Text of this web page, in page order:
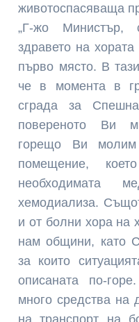
животоспасяваща
„Г-жо Министър,
здравето на
първо място. В
че в момента в
сграда за
повереното Ви
горещо Ви
помещение,
необходимата
хемодиализа.
и от болни хора на
нам общини, като
за които
описаната по-
много средства на
на транспорт на